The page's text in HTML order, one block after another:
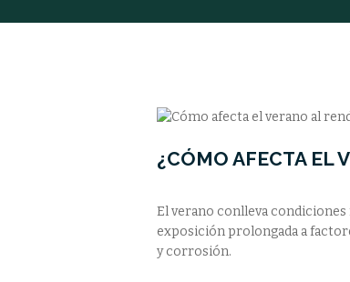
¿CÓMO AFECTA EL
El verano conlleva
exposición prolongada a
y corrosión.